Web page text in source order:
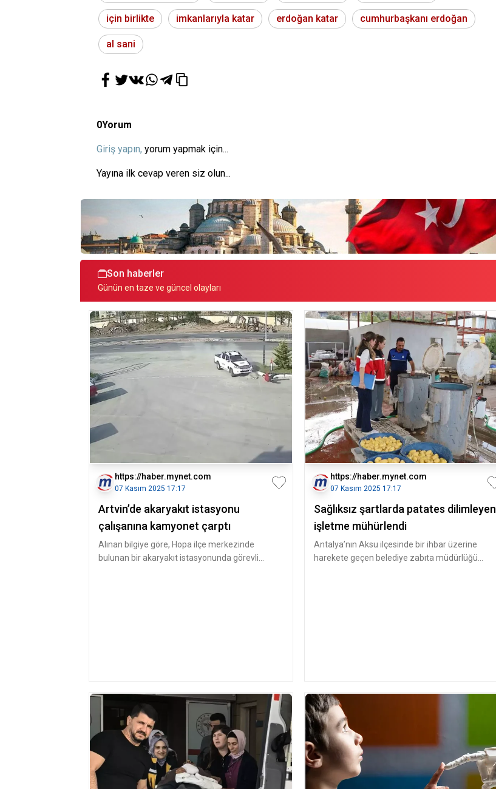
için birlikte imkanlarıyla katar erdoğan katar cumhurbaşkanı erdoğan
al sani
0Yorum
Giriş yapın, yorum yapmak için...
Yayına ilk cevap veren siz olun...
Son haberler
Günün en taze ve güncel olayları
https://haber.mynet.com
07 Kasım 2025 17:17
Artvin’de akaryakıt istasyonu
çalışanına kamyonet çarptı
Alınan bilgiye göre, Hopa ilçe merkezinde
bulunan bir akaryakıt istasyonunda görevli
https://haber.mynet.com
07 Kasım 2025 17:17
Sağlıksız şartlarda patates dilimleyen
işletme mühürlendi
Antalya’nın Aksu ilçesinde bir ihbar üzerine
harekete geçen belediye zabıta müdürlüğü